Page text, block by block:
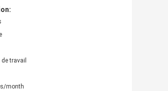
travail
month